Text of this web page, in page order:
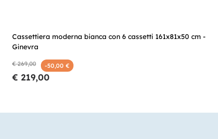
Cassettiera moderna bianca con 6 cassetti 161x81x50 cm -
Ginevra
€ 269,00 -50,00 €
€ 219,00